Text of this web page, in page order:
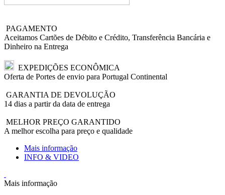
PAGAMENTO
Aceitamos Cartões de Débito e Crédito, Transferência Bancária e
Dinheiro na Entrega
EXPEDIÇÕES ECONÔMICA
Oferta de Portes de envio para Portugal Continental
GARANTIA DE DEVOLUÇÃO
14 dias a partir da data de entrega
MELHOR PREÇO GARANTIDO
A melhor escolha para preço e qualidade
Mais informação
INFO & VIDEO
Mais informação